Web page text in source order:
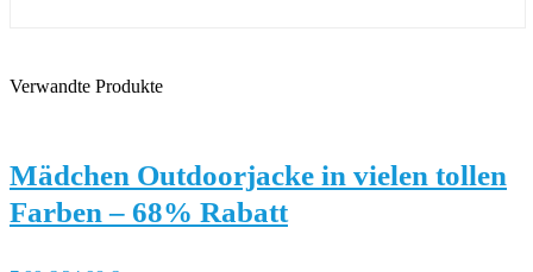
Verwandte Produkte
Mädchen Outdoorjacke in vielen tollen
Farben – 68% Rabatt